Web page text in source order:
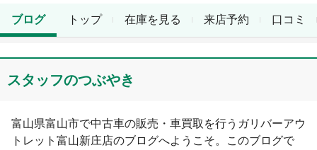
トップ 在庫を見る 来店予約 口コミ
ブログ
スタッフのつぶやき
富山県富山市で中古車の販売・車買取を行う ガリバーアウ
トレット富山新庄店のブログへようこそ。このブログで